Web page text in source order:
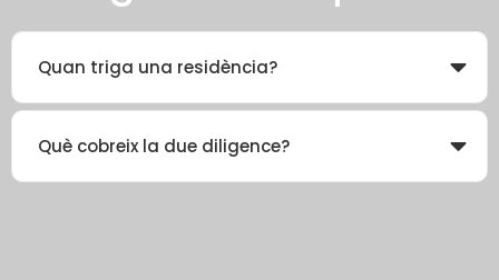
Quan triga una residència?
Què cobreix la due diligence?